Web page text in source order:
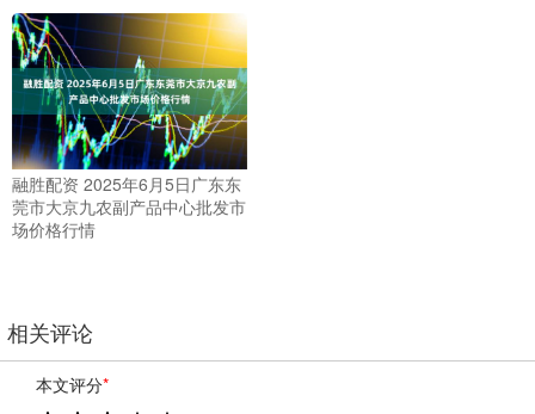
融胜配资 2025年6月5日广东东
莞市大京九农副产品中心批发市
场价格行情
相关评论
本文评分*